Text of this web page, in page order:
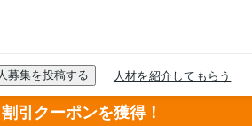
引クーポンを獲得！